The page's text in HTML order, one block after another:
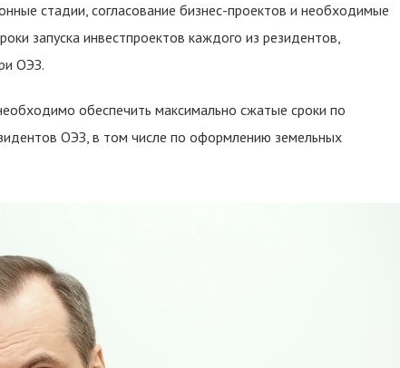
стадии, согласование бизнес-проектов и необходимые
запуска инвестпроектов каждого из резидентов,
ОЭЗ.
обеспечить максимально сжатые сроки по
ОЭЗ, в том числе по оформлению земельных